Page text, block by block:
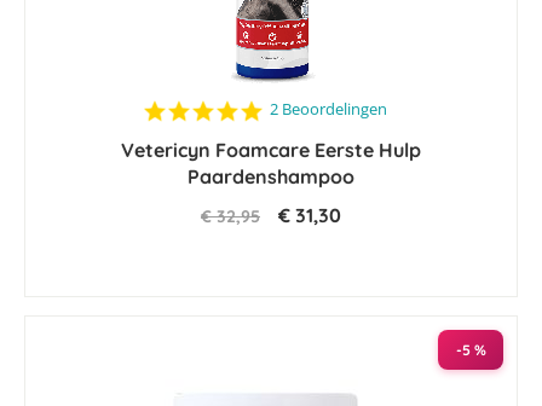
5.0
rating
2 Beoordelingen
Vetericyn Foamcare Eerste Hulp
Paardenshampoo
€ 32,95 € 31,30
-5 %